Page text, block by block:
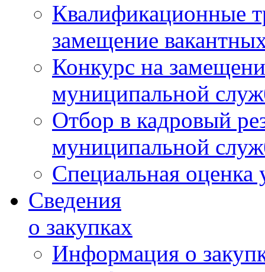
Квалификационные
замещение
Конкурс на
муниципальной
Отбор в кадровый
муниципальной
Специальная оценка
Сведения
о закупках
Информация о